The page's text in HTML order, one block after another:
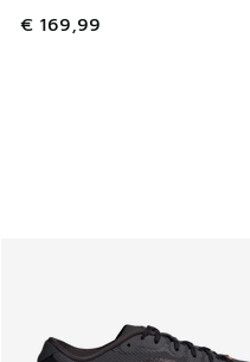
€ 169,99